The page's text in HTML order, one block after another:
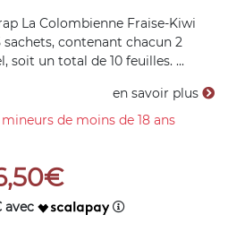
La Colombienne Fraise-Kiwi
contenant chacun 2
soit un total de 10 feuilles. ...
en savoir plus
de moins de 18 ans
avec